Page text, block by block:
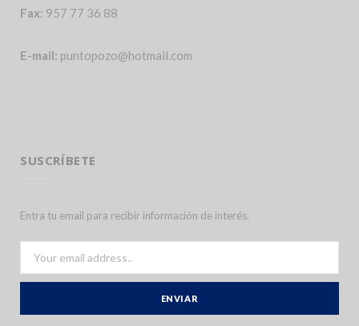
Fax: 957 77 36 88
E-mail: puntopozo@hotmail.com
SUSCRÍBETE
Entra tu email para recibir información de interés.